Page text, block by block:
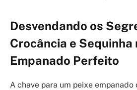
Desvendando os
Crocância e Sequinha
Empanado Perfeito
A chave para um peixe